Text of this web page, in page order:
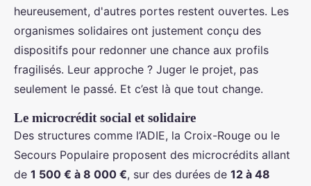
heureusement, d'autres portes restent ouvertes. Les
organismes solidaires ont justement conçu des
dispositifs pour redonner une chance aux profils
fragilisés. Leur approche ? Juger le projet, pas
seulement le passé. Et c’est là que tout change.
Le microcrédit social et solidaire
Des structures comme l’ADIE, la Croix-Rouge ou le
Secours Populaire proposent des microcrédits allant
de 1 500 € à 8 000 €, sur des durées de 12 à 48